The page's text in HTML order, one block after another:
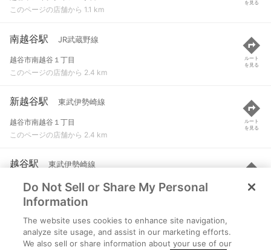
このページの店舗から 1.1 km
を見る
南越谷駅 JR武蔵野線
越谷市南越谷１丁目
このページの店舗から 2.4 km
ルート
を見る
新越谷駅 東武伊勢崎線
越谷市南越谷１丁目
このページの店舗から 2.4 km
ルート
を見る
越谷駅 東武伊勢崎線
越谷市弥生町
このページの店舗から 2.6 km
ルート
を見る
吉川駅 JR武蔵野線
吉川市木売１-６-１
Do Not Sell or Share My Personal
Information
The website uses cookies to enhance site navigation,
analyze site usage, and assist in our marketing efforts.
We also sell or share information about your use of our